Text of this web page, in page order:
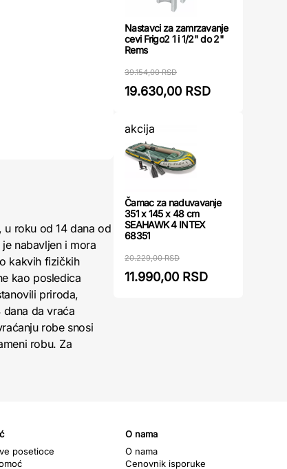
roku od 14 dana od
nabavljen i mora
kakvih fizičkih
kao posledica
priroda,
da vraća
robe snosi
robu. Za
Nastavci za zamrzavanje
cevi Frigo2 1 i 1/2" do 2"
Rems
39.154,00 RSD
19.630,00 RSD
akcija
Čamac za naduvavanje
351 x 145 x 48 cm
SEAHAWK 4 INTEX
68351
20.229,00 RSD
11.990,00 RSD
posetioce
O nama
O nama
Cenovnik isporuke